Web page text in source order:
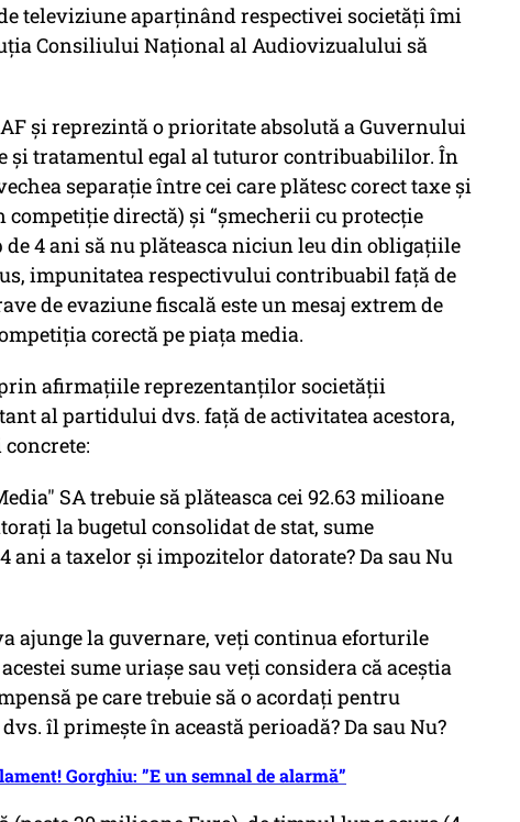
televiziune aparținând respectivei societăți îmi
Consiliului Național al Audiovizualului să
și reprezintă o prioritate absolută a Guvernului
și tratamentul egal al tuturor contribuabililor. În
separație între cei care plătesc corect taxe și
directă) și “șmecherii cu protecție
4 ani să nu plăteasca niciun leu din obligațiile
impunitatea respectivului contribuabil față de
de evaziune fiscală este un mesaj extrem de
corectă pe piața media.
afirmațiile reprezentanților societății
al partidului dvs. față de activitatea acestora,
SA trebuie să plăteasca cei 92.63 milioane
la bugetul consolidat de stat, sume
ani a taxelor și impozitelor datorate? Da sau Nu
ajunge la guvernare, veți continua eforturile
sume uriașe sau veți considera că aceștia
pe care trebuie să o acordați pentru
îl primește în această perioadă? Da sau Nu?
Gorghiu: ”E un semnal de alarmă”